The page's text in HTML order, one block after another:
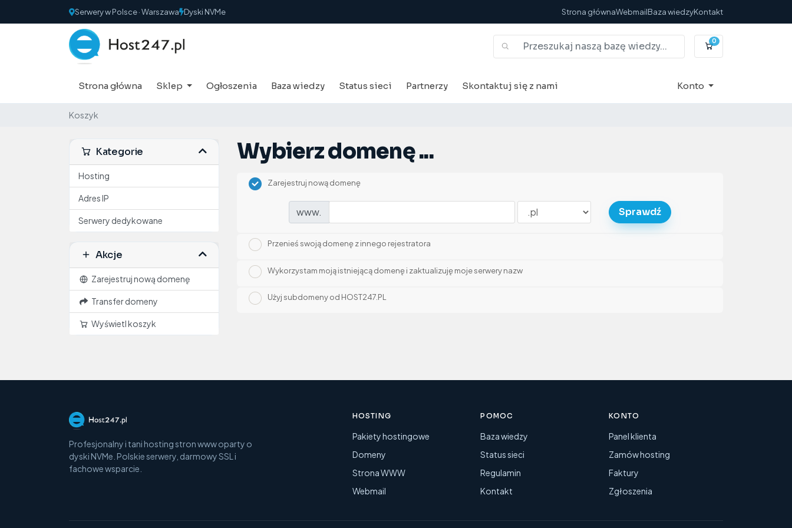
Serwery w Polsce · Warszawa Dyski NVMe Strona głównaWebmailBaza wiedzyKontakt
0Koszyk
Strona główna Sklep Ogłoszenia Baza wiedzy Status sieci Partnerzy Skontaktuj się z nami Konto
Koszyk
Kategorie
Hosting
Adres IP
Serwery dedykowane
Akcje
Zarejestruj nową domenę
Transfer domeny
Wyświetl koszyk
Wybierz domenę ...
Zarejestruj nową domenę
www. Sprawdź
Przenieś swoją domenę z innego rejestratora
Wykorzystam moją istniejącą domenę i zaktualizuję moje serwery nazw
Użyj subdomeny od HOST247.PL
Profesjonalny i tani hosting stron www oparty o
dyski NVMe. Polskie serwery, darmowy SSL i
fachowe wsparcie.
HOSTING
Pakiety hostingowe
Domeny
Strona WWW
Webmail
POMOC
Baza wiedzy
Status sieci
Regulamin
Kontakt
KONTO
Panel klienta
Zamów hosting
Faktury
Zgłoszenia